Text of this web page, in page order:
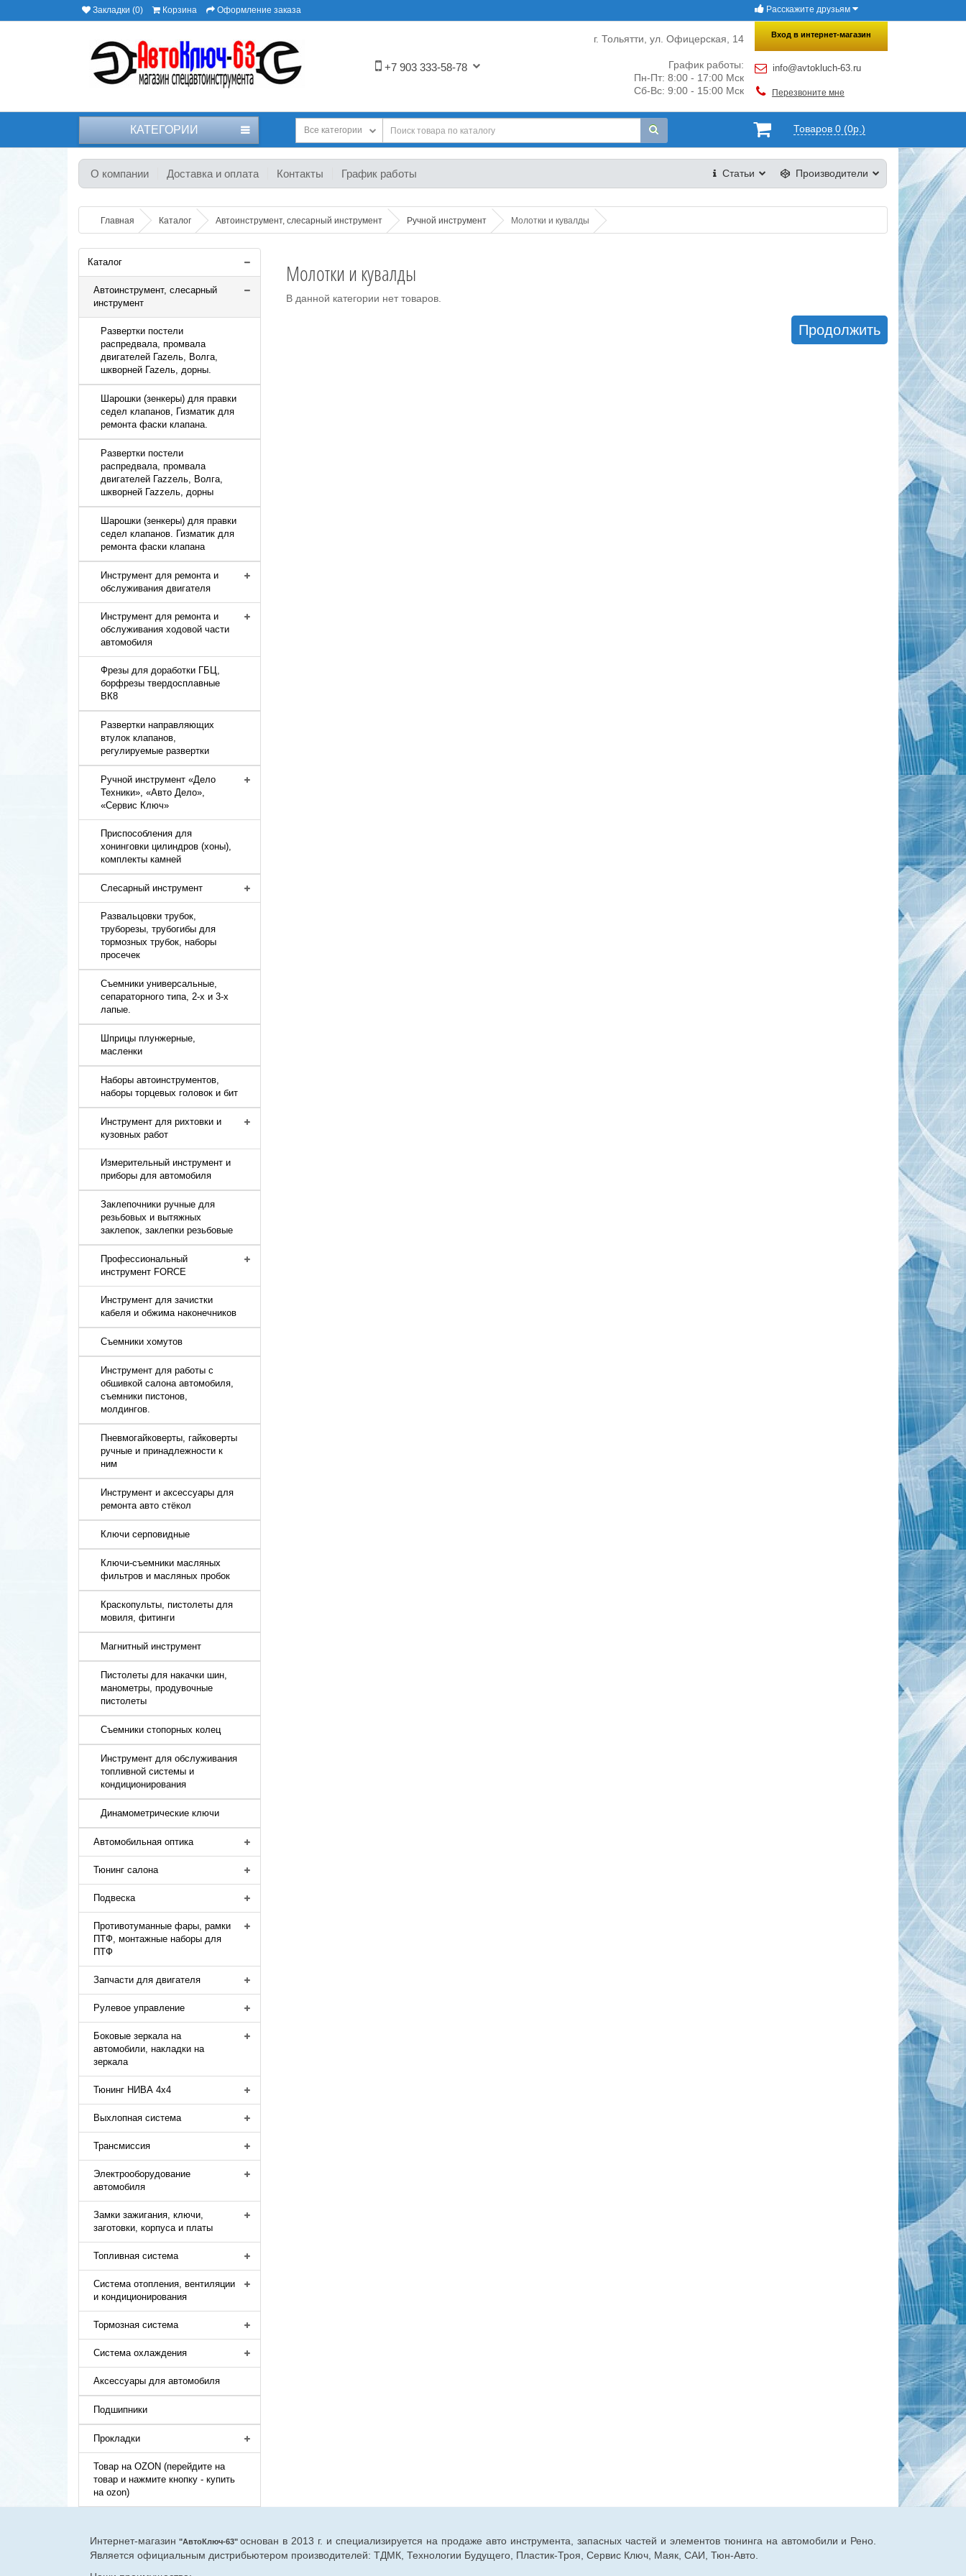
×
Закладки (0) Корзина Оформление заказа Расскажите друзьям
+7 903 333-58-78
Вход в интернет-магазин
info@avtokluch-63.ru
Перезвоните мне
г. Тольятти, ул. Офицерская, 14
График работы:
Пн-Пт: 8:00 - 17:00 Мск
Сб-Вс: 9:00 - 15:00 Мск
КАТЕГОРИИ Товаров 0 (0р.)
Все категории
О компании Доставка и оплата Контакты График работы Производители
Статьи
Главная Каталог Автоинструмент, слесарный инструмент Ручной инструмент Молотки и кувалды
Каталог
Автоинструмент, слесарный
инструмент
Развертки постели
распредвала, промвала
двигателей Гаzель, Волга,
шкворней Гаzель, дорны.
Шарошки (зенкеры) для правки
седел клапанов, Гизматик для
ремонта фаски клапана.
Развертки постели
распредвала, промвала
двигателей Гаzzель, Волга,
шкворней Гаzzель, дорны
Шарошки (зенкеры) для правки
седел клапанов. Гизматик для
ремонта фаски клапана
Инструмент для ремонта и
обслуживания двигателя
Инструмент для ремонта и
обслуживания ходовой части
автомобиля
Фрезы для доработки ГБЦ,
борфрезы твердосплавные
ВК8
Развертки направляющих
втулок клапанов,
регулируемые развертки
Ручной инструмент «Дело
Техники», «Авто Дело»,
«Сервис Ключ»
Приспособления для
хонинговки цилиндров (хоны),
комплекты камней
Слесарный инструмент
Развальцовки трубок,
труборезы, трубогибы для
тормозных трубок, наборы
просечек
Съемники универсальные,
сепараторного типа, 2-х и 3-х
лапые.
Шприцы плунжерные,
масленки
Наборы автоинструментов,
наборы торцевых головок и бит
Инструмент для рихтовки и
кузовных работ
Измерительный инструмент и
приборы для автомобиля
Заклепочники ручные для
резьбовых и вытяжных
заклепок, заклепки резьбовые
Профессиональный
инструмент FORCE
Инструмент для зачистки
кабеля и обжима наконечников
Съемники хомутов
Инструмент для работы с
обшивкой салона автомобиля,
съемники пистонов,
молдингов.
Пневмогайковерты, гайковерты
ручные и принадлежности к
ним
Инструмент и аксессуары для
ремонта авто стёкол
Ключи серповидные
Ключи-съемники масляных
фильтров и масляных пробок
Краскопульты, пистолеты для
мовиля, фитинги
Магнитный инструмент
Пистолеты для накачки шин,
манометры, продувочные
пистолеты
Съемники стопорных колец
Инструмент для обслуживания
топливной системы и
кондиционирования
Динамометрические ключи
Автомобильная оптика
Тюнинг салона
Подвеска
Противотуманные фары, рамки
ПТФ, монтажные наборы для
ПТФ
Запчасти для двигателя
Рулевое управление
Боковые зеркала на
автомобили, накладки на
зеркала
Тюнинг НИВА 4х4
Выхлопная система
Трансмиссия
Электрооборудование
автомобиля
Замки зажигания, ключи,
заготовки, корпуса и платы
Топливная система
Система отопления, вентиляции
и кондиционирования
Тормозная система
Система охлаждения
Аксессуары для автомобиля
Подшипники
Прокладки
Товар на OZON (перейдите на
товар и нажмите кнопку - купить
на ozon)
Молотки и кувалды
В данной категории нет товаров.
Продолжить
Интернет-магазин "АвтоКлюч-63"основан в 2013 г. и специализируется на продаже авто инструмента, запасных частей и элементов тюнинга на автомобили и Рено.
Является официальным дистрибьютером производителей: ТДМК, Технологии Будущего, Пластик-Троя, Сервис Ключ, Маяк, САИ, Тюн-Авто.